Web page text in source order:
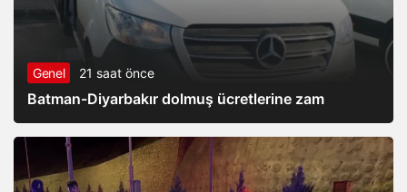
Genel 21 saat önce
Batman-Diyarbakır dolmuş ücretlerine zam